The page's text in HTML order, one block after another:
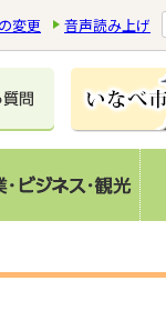
変更 音声読み上げ